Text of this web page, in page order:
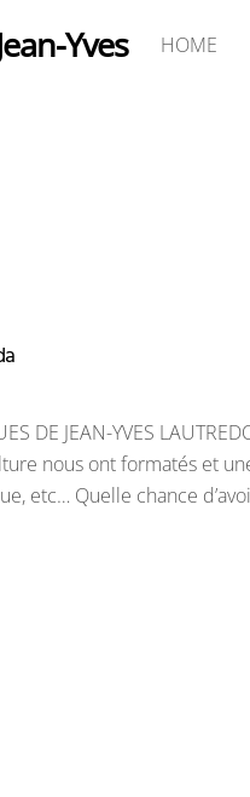
Yves HOME
DE JEAN-YVES
nous ont formatés et
etc… Quelle chance